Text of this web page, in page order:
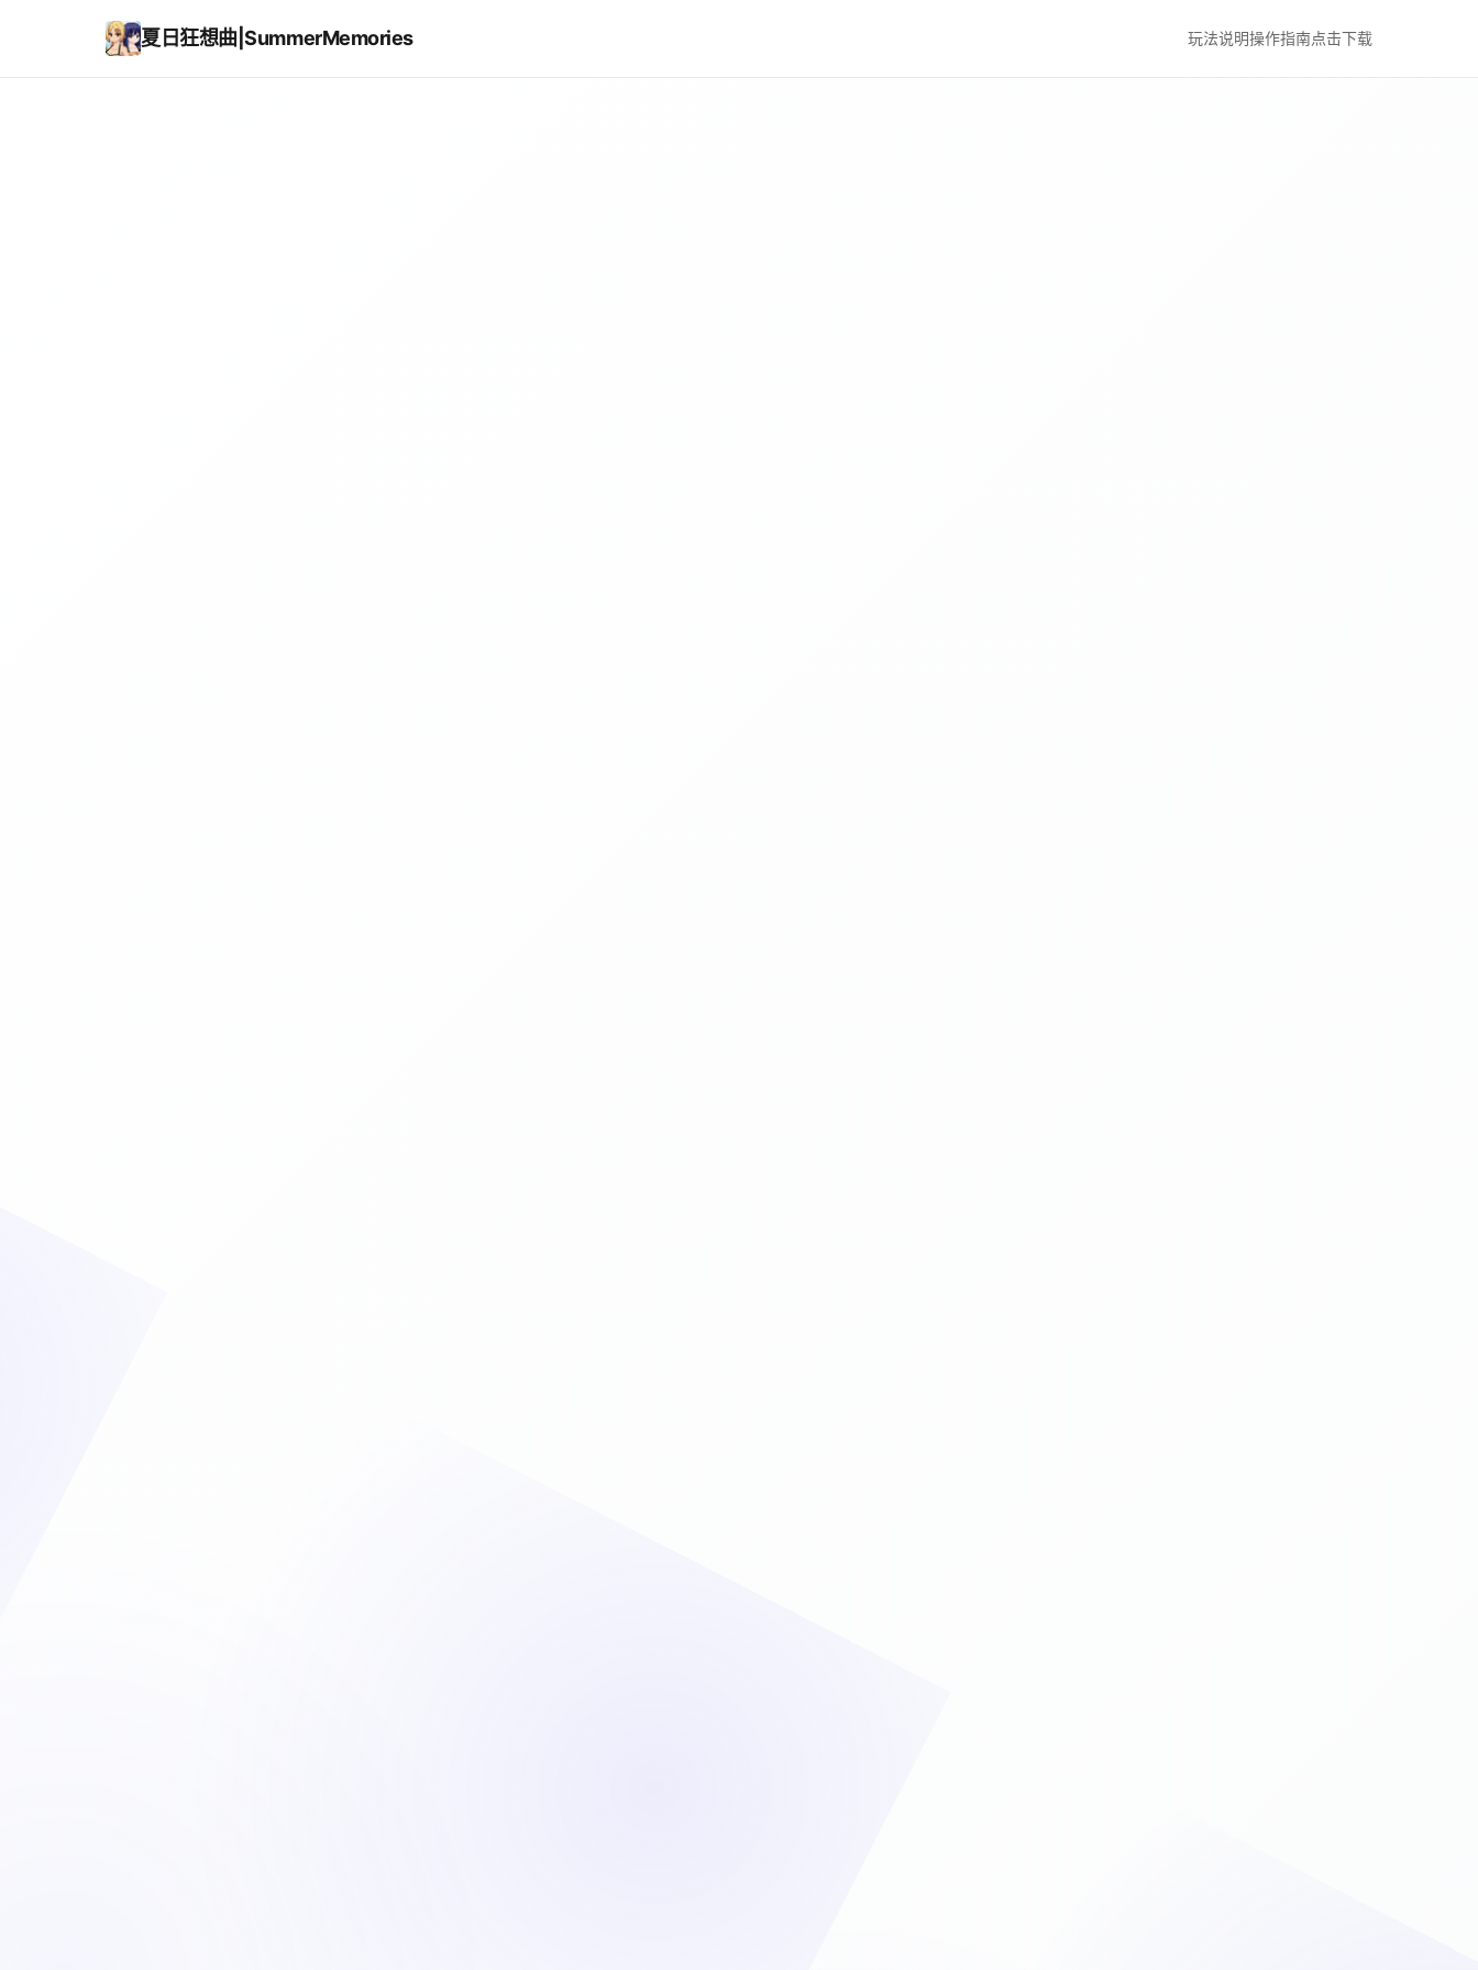
夏日狂想曲|SummerMemories 玩法说明操作指南点击下载